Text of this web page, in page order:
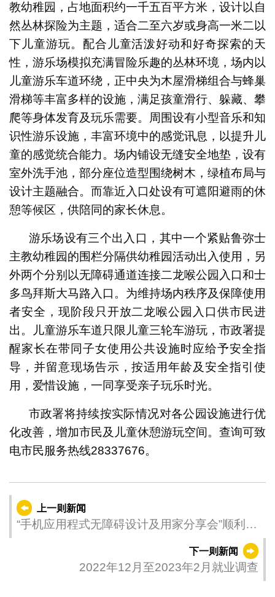
教幼稚园，占地面积约一千五百平方米，设计以自
然丛林探险为主题，适合二至六岁或身高一米二以
下儿童游玩。配合儿童活泼好动和好奇探索的天
性，游乐场模拟充满冒险乐趣的丛林环境，场内以
儿童游乐车道环绕，正中央为木屋滑梯组合与蜂巢
滑梯等丰富多样的设施，满足孩童滑行、躲藏、攀
爬等身体发育及玩乐需要。周围设有小型音乐和知
识性游乐设施，丰富环境中的感觉讯息，以提升儿
童的感觉统合能力。场内铺设无缝安全地垫，设有
室外洗手池，部分座位造型围绕树木，绿植布局与
设计主题融合。而靠近入口处设有可遮阳避雨的休
憩等候区，供陪同的家长休息。
游乐场设有三个出入口，其中一个紧贴鲁弥士
主教幼稚园的围栏分隔供幼稚园活动出入使用，另
外两个分别以无障碍通道连接二龙喉公园入口和士
多鸟拜斯大马路入口。为维持场内秩序及保障使用
者安全，现阶段只开放二龙喉公园入口供市民进
出。儿童游乐车道只限儿童三轮车游玩，市政署提
醒家长在带同子女使用公共设施时应给予安全指
导，并留意现场告示，按适用年龄及安全指引使
用，爱惜设施，一同享受亲子玩乐时光。
市政署将持续按实际情况对各公园设施进行优
化改善，增加市民及儿童休憩游玩空间。查询可致
电市民服务热线28337676。
上一则新闻
“手机应用程式无障碍设计及用家分享会”顺利举
下一则新闻
2022年12月至2023年2月就业调查